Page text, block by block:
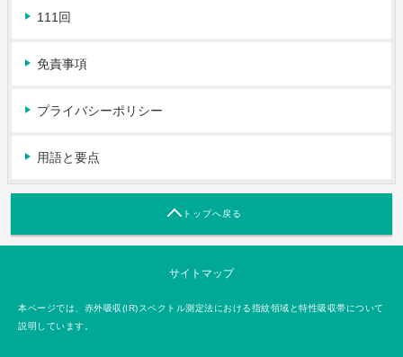
111回
免責事項
プライバシーポリシー
用語と要点
トップへ戻る
サイトマップ
本ページでは、赤外吸収(IR)スペクトル測定法における指紋領域と特性吸収帯について
説明しています。